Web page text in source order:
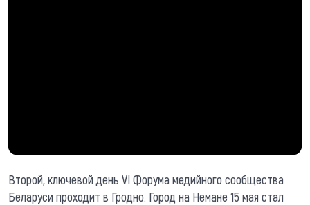
Второй, ключевой день VI Форума медийного сообщества
Беларуси проходит в Гродно. Город на Немане 15 мая стал